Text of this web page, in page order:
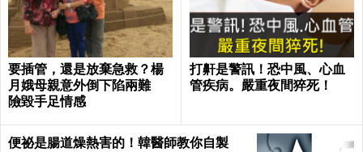
要插管，還是放棄急救？楊
月娥母親意外倒下陷兩難
險毀手足情感
打鼾是警訊！恐中風、心血
管疾病。嚴重夜間猝死！
便祕是腸道燥熱害的！韓醫師教你自製